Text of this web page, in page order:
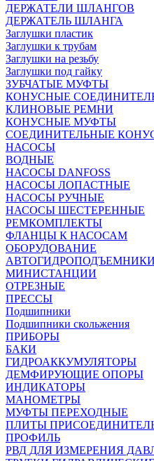
ДЕРЖАТЕЛИ ШЛАНГОВ
ДЕРЖАТЕЛЬ ШЛАНГА
Заглушки пластик
Заглушки к трубам
Заглушки на резьбу
Заглушки под гайку
ЗУБЧАТЫЕ МУФТЫ
КОНУСНЫЕ
КЛИНОВЫЕ РЕМНИ
КОНУСНЫЕ МУФТЫ
СОЕДИНИТЕЛЬНЫЕ
НАСОСЫ
ВОДНЫЕ
НАСОСЫ DANFOSS
НАСОСЫ ЛОПАСТНЫЕ
НАСОСЫ РУЧНЫЕ
НАСОСЫ ШЕСТЕРЕННЫЕ
РЕМКОМПЛЕКТЫ
ФЛАНЦЫ К НАСОСАМ
ОБОРУДОВАНИЕ
АВТОГИДРОПОДЪЕМНИКИ
МИНИСТАНЦИИ
ОТРЕЗНЫЕ
ПРЕССЫ
Подшипники
Подшипники скольжения
ПРИБОРЫ
БАКИ
ГИДРОАККУМУЛЯТОРЫ
ДЕМФИРУЮЩИЕ ОПОРЫ
ИНДИКАТОРЫ
МАНОМЕТРЫ
МУФТЫ ПЕРЕХОДНЫЕ
ПЛИТЫ
ПРОФИЛЬ
РВД ДЛЯ ИЗМЕРЕНИЯ